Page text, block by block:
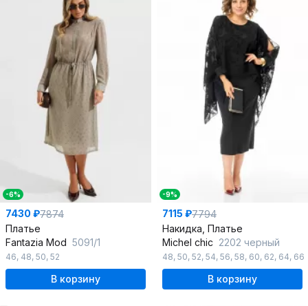
-6%
7430 ₽7874
Платье
Fantazia Mod 5091/1
46, 48, 50, 52
В корзину
-9%
7115 ₽7794
Накидка, Платье
Michel chic 2202 черный
48, 50, 52, 54, 56, 58, 60, 62, 64, 66
В корзину